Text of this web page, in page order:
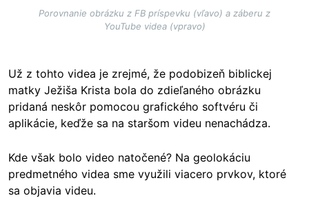
Porovnanie obrázku z FB príspevku (vľavo) a záberu z
YouTube videa (vpravo)
Už z tohto videa je zrejmé, že podobizeň biblickej
matky Ježiša Krista bola do zdieľaného obrázku
pridaná neskôr pomocou grafického softvéru či
aplikácie, keďže sa na staršom videu nenachádza.
Kde však bolo video natočené? Na geolokáciu
predmetného videa sme využili viacero prvkov, ktoré
sa objavia videu.